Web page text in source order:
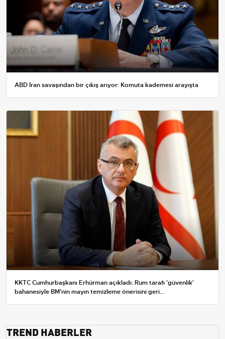
ABD İran savaşından bir çıkış arıyor: Komuta kademesi arayışta
KKTC Cumhurbaşkanı Erhürman açıkladı: Rum tarafı 'güvenlik'
bahanesiyle BM'nin mayın temizleme önerisini geri...
TREND HABERLER